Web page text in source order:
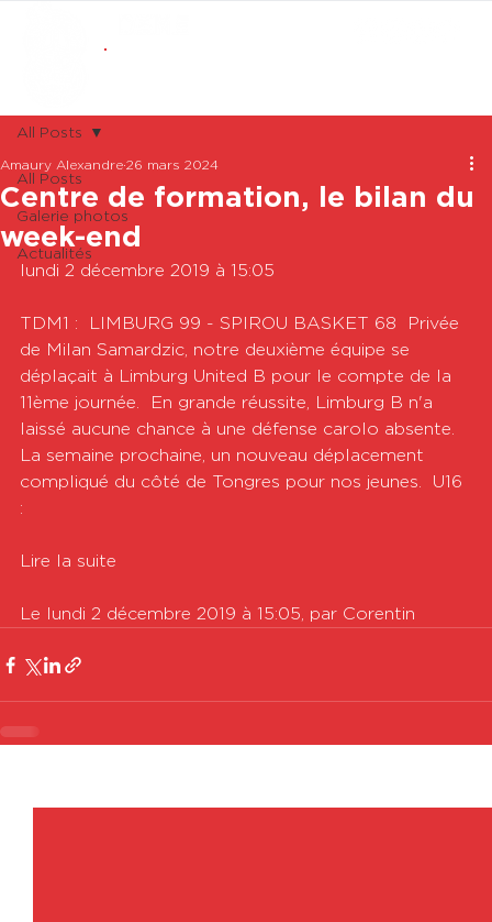
All Posts
Galerie photos
Actualités
All Posts
Centre de formation, le bilan du
week-end
Amaury Alexandre 26 mars 2024
lundi 2 décembre 2019 à 15:05
TDM1 :  LIMBURG 99 - SPIROU BASKET 68  Privée
de Milan Samardzic, notre deuxième équipe se
déplaçait à Limburg United B pour le compte de la
11ème journée.  En grande réussite, Limburg B n'a
laissé aucune chance à une défense carolo absente.
La semaine prochaine, un nouveau déplacement
compliqué du côté de Tongres pour nos jeunes.  U16
:
Lire la suite
Le lundi 2 décembre 2019 à 15:05, par Corentin